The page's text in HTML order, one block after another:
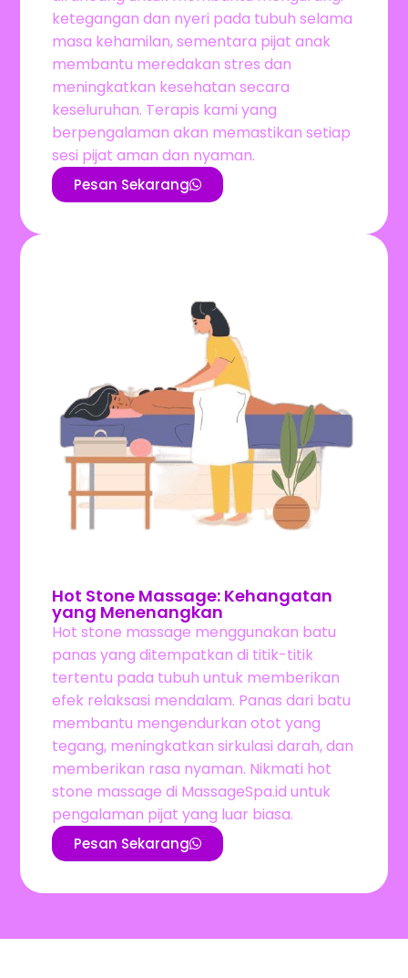
ketegangan dan nyeri pada tubuh selama
masa kehamilan, sementara pijat anak
membantu meredakan stres dan
meningkatkan kesehatan secara
keseluruhan. Terapis kami yang
berpengalaman akan memastikan setiap
sesi pijat aman dan nyaman.
Pesan Sekarang
Hot Stone Massage: Kehangatan
yang Menenangkan
Hot stone massage menggunakan batu
panas yang ditempatkan di titik-titik
tertentu pada tubuh untuk memberikan
efek relaksasi mendalam. Panas dari batu
membantu mengendurkan otot yang
tegang, meningkatkan sirkulasi darah, dan
memberikan rasa nyaman. Nikmati hot
stone massage di MassageSpa.id untuk
pengalaman pijat yang luar biasa.
Pesan Sekarang